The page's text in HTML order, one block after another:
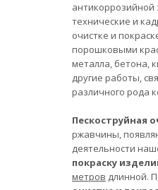
технические и
очистке и
порошковыми
металла, бетона,
другие работы,
различного рода
Пескоструйная
ржавчины,
деятельности
покраску
метров длинной.